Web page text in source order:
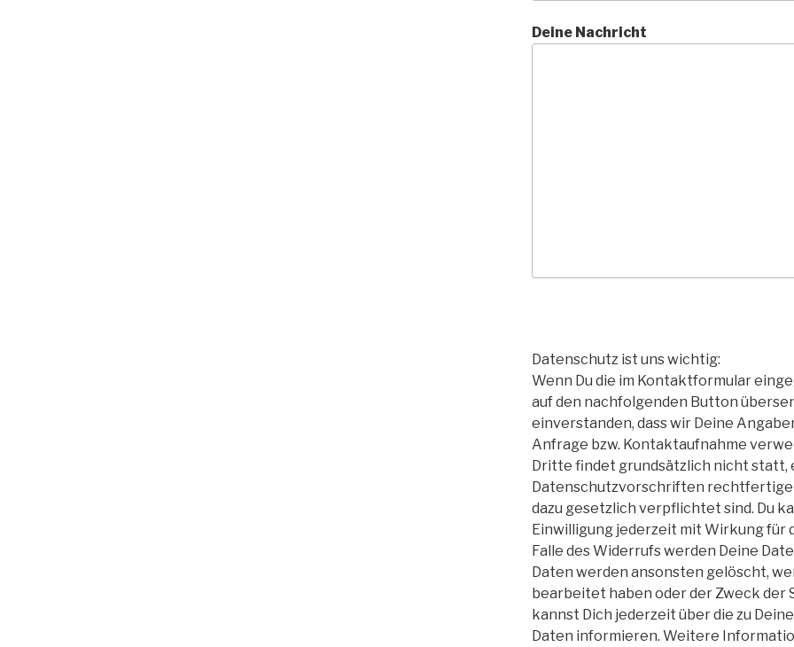
Deine Nachricht
Datenschutz ist uns wichtig:
Wenn Du die im Kontaktformular
auf den nachfolgenden Button
einverstanden, dass wir Deine
Anfrage bzw. Kontaktaufnahme
Dritte findet grundsätzlich nicht statt,
Datenschutzvorschriften
dazu gesetzlich verpflichtet sind. Du
Einwilligung jederzeit mit Wirkung für
Falle des Widerrufs werden Deine
Daten werden ansonsten gelöscht,
bearbeitet haben oder der Zweck der
kannst Dich jederzeit über die zu
Daten informieren. Weitere